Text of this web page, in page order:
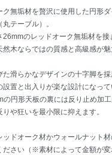
ク無垢材を贅沢に使用した円形
テーブル）。
26mmのレッドオーク無垢材を接
然木ならではの質感と高級感が
た滑らかなデザインの十字脚を
設置と出入りが楽な設計になって
の円形天板の裏には反り止め加
や狂いを最小限に抑えます。
ドオーク材かウォールナット
ださい（※素材によって金額が変